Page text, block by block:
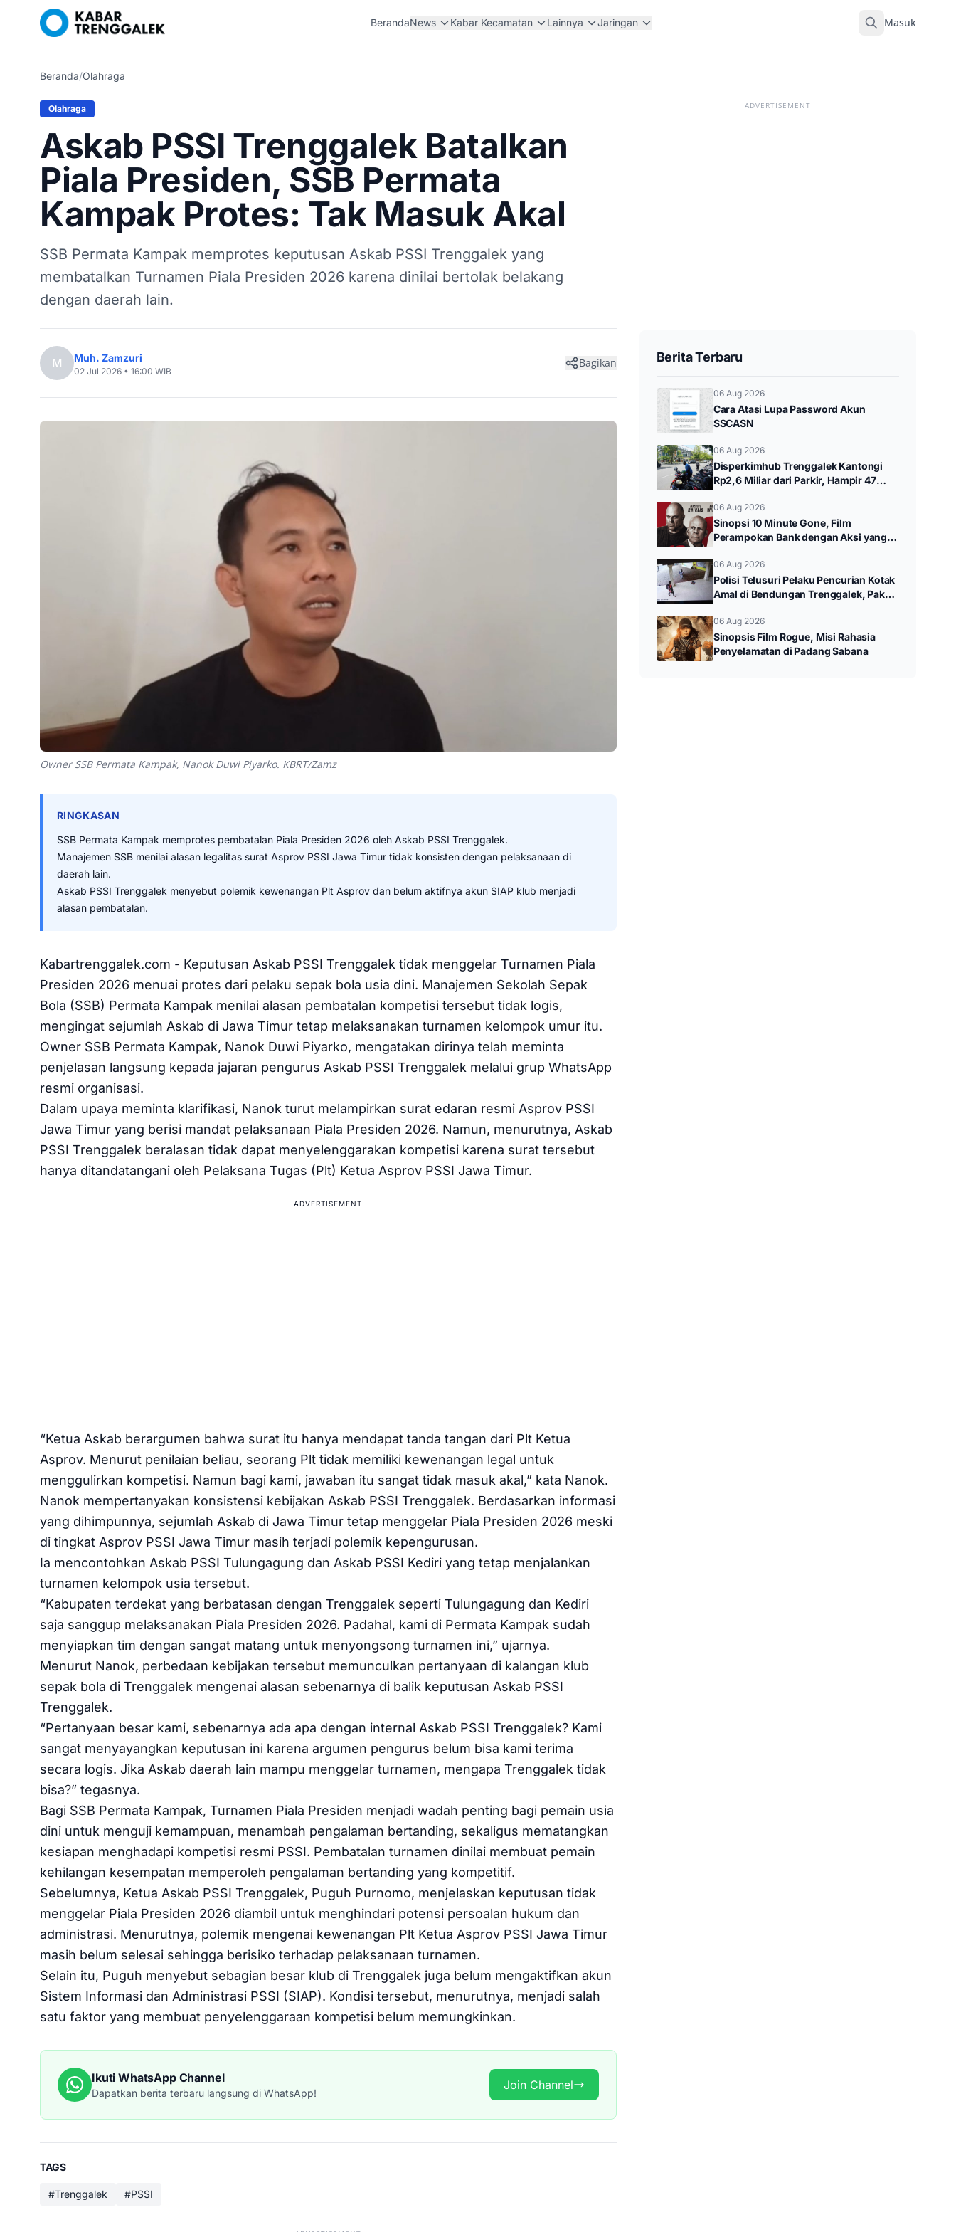
BerandaNews Kabar Kecamatan Lainnya Jaringan Masuk
Beranda/Olahraga
Olahraga
Askab PSSI Trenggalek Batalkan
Piala Presiden, SSB Permata
Kampak Protes: Tak Masuk Akal
SSB Permata Kampak memprotes keputusan Askab PSSI Trenggalek yang
membatalkan Turnamen Piala Presiden 2026 karena dinilai bertolak belakang
dengan daerah lain.
M Muh. Zamzuri
02 Jul 2026 • 16:00 WIB
Bagikan
Owner SSB Permata Kampak, Nanok Duwi Piyarko. KBRT/Zamz
RINGKASAN
SSB Permata Kampak memprotes pembatalan Piala Presiden 2026 oleh Askab PSSI Trenggalek.
Manajemen SSB menilai alasan legalitas surat Asprov PSSI Jawa Timur tidak konsisten dengan pelaksanaan di
daerah lain.
Askab PSSI Trenggalek menyebut polemik kewenangan Plt Asprov dan belum aktifnya akun SIAP klub menjadi
alasan pembatalan.
Kabartrenggalek.com - Keputusan Askab PSSI Trenggalek tidak menggelar Turnamen Piala
Presiden 2026 menuai protes dari pelaku sepak bola usia dini. Manajemen Sekolah Sepak
Bola (SSB) Permata Kampak menilai alasan pembatalan kompetisi tersebut tidak logis,
mengingat sejumlah Askab di Jawa Timur tetap melaksanakan turnamen kelompok umur itu.
Owner SSB Permata Kampak, Nanok Duwi Piyarko, mengatakan dirinya telah meminta
penjelasan langsung kepada jajaran pengurus Askab PSSI Trenggalek melalui grup WhatsApp
resmi organisasi.
Dalam upaya meminta klarifikasi, Nanok turut melampirkan surat edaran resmi Asprov PSSI
Jawa Timur yang berisi mandat pelaksanaan Piala Presiden 2026. Namun, menurutnya, Askab
PSSI Trenggalek beralasan tidak dapat menyelenggarakan kompetisi karena surat tersebut
hanya ditandatangani oleh Pelaksana Tugas (Plt) Ketua Asprov PSSI Jawa Timur.
ADVERTISEMENT
“Ketua Askab berargumen bahwa surat itu hanya mendapat tanda tangan dari Plt Ketua
Asprov. Menurut penilaian beliau, seorang Plt tidak memiliki kewenangan legal untuk
menggulirkan kompetisi. Namun bagi kami, jawaban itu sangat tidak masuk akal,” kata Nanok.
Nanok mempertanyakan konsistensi kebijakan Askab PSSI Trenggalek. Berdasarkan informasi
yang dihimpunnya, sejumlah Askab di Jawa Timur tetap menggelar Piala Presiden 2026 meski
di tingkat Asprov PSSI Jawa Timur masih terjadi polemik kepengurusan.
Ia mencontohkan Askab PSSI Tulungagung dan Askab PSSI Kediri yang tetap menjalankan
turnamen kelompok usia tersebut.
“Kabupaten terdekat yang berbatasan dengan Trenggalek seperti Tulungagung dan Kediri
saja sanggup melaksanakan Piala Presiden 2026. Padahal, kami di Permata Kampak sudah
menyiapkan tim dengan sangat matang untuk menyongsong turnamen ini,” ujarnya.
Menurut Nanok, perbedaan kebijakan tersebut memunculkan pertanyaan di kalangan klub
sepak bola di Trenggalek mengenai alasan sebenarnya di balik keputusan Askab PSSI
Trenggalek.
“Pertanyaan besar kami, sebenarnya ada apa dengan internal Askab PSSI Trenggalek? Kami
sangat menyayangkan keputusan ini karena argumen pengurus belum bisa kami terima
secara logis. Jika Askab daerah lain mampu menggelar turnamen, mengapa Trenggalek tidak
bisa?” tegasnya.
Bagi SSB Permata Kampak, Turnamen Piala Presiden menjadi wadah penting bagi pemain usia
dini untuk menguji kemampuan, menambah pengalaman bertanding, sekaligus mematangkan
kesiapan menghadapi kompetisi resmi PSSI. Pembatalan turnamen dinilai membuat pemain
kehilangan kesempatan memperoleh pengalaman bertanding yang kompetitif.
Sebelumnya, Ketua Askab PSSI Trenggalek, Puguh Purnomo, menjelaskan keputusan tidak
menggelar Piala Presiden 2026 diambil untuk menghindari potensi persoalan hukum dan
administrasi. Menurutnya, polemik mengenai kewenangan Plt Ketua Asprov PSSI Jawa Timur
masih belum selesai sehingga berisiko terhadap pelaksanaan turnamen.
Selain itu, Puguh menyebut sebagian besar klub di Trenggalek juga belum mengaktifkan akun
Sistem Informasi dan Administrasi PSSI (SIAP). Kondisi tersebut, menurutnya, menjadi salah
satu faktor yang membuat penyelenggaraan kompetisi belum memungkinkan.
Ikuti WhatsApp Channel
Dapatkan berita terbaru langsung di WhatsApp!
Join Channel
TAGS
#Trenggalek #PSSI
ADVERTISEMENT
Berita Terbaru
06 Aug 2026
Cara Atasi Lupa Password Akun
SSCASN
06 Aug 2026
Disperkimhub Trenggalek Kantongi
Rp2,6 Miliar dari Parkir, Hampir 47
06 Aug 2026
Sinopsi 10 Minute Gone, Film
Perampokan Bank dengan Aksi yang
06 Aug 2026
Polisi Telusuri Pelaku Pencurian Kotak
Amal di Bendungan Trenggalek, Pakai
06 Aug 2026
Sinopsis Film Rogue, Misi Rahasia
Penyelamatan di Padang Sabana